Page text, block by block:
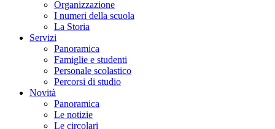
Organizzazione
I numeri della scuola
La Storia
Servizi
Panoramica
Famiglie e studenti
Personale scolastico
Percorsi di studio
Novità
Panoramica
Le notizie
Le circolari